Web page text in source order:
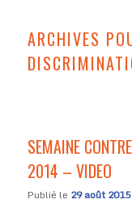
ARCHIVES
SEMAINE
2014 – VIDEO
Publié le 29 août 2015